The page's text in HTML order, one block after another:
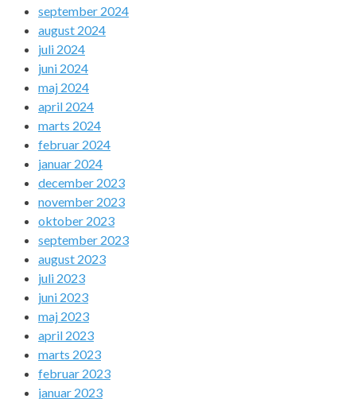
september 2024
august 2024
juli 2024
juni 2024
maj 2024
april 2024
marts 2024
februar 2024
januar 2024
december 2023
november 2023
oktober 2023
september 2023
august 2023
juli 2023
juni 2023
maj 2023
april 2023
marts 2023
februar 2023
januar 2023